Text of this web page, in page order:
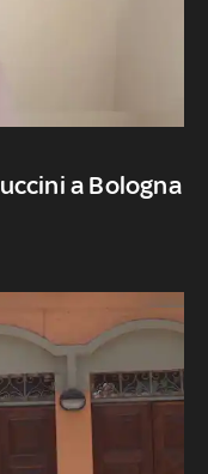
a Bologna